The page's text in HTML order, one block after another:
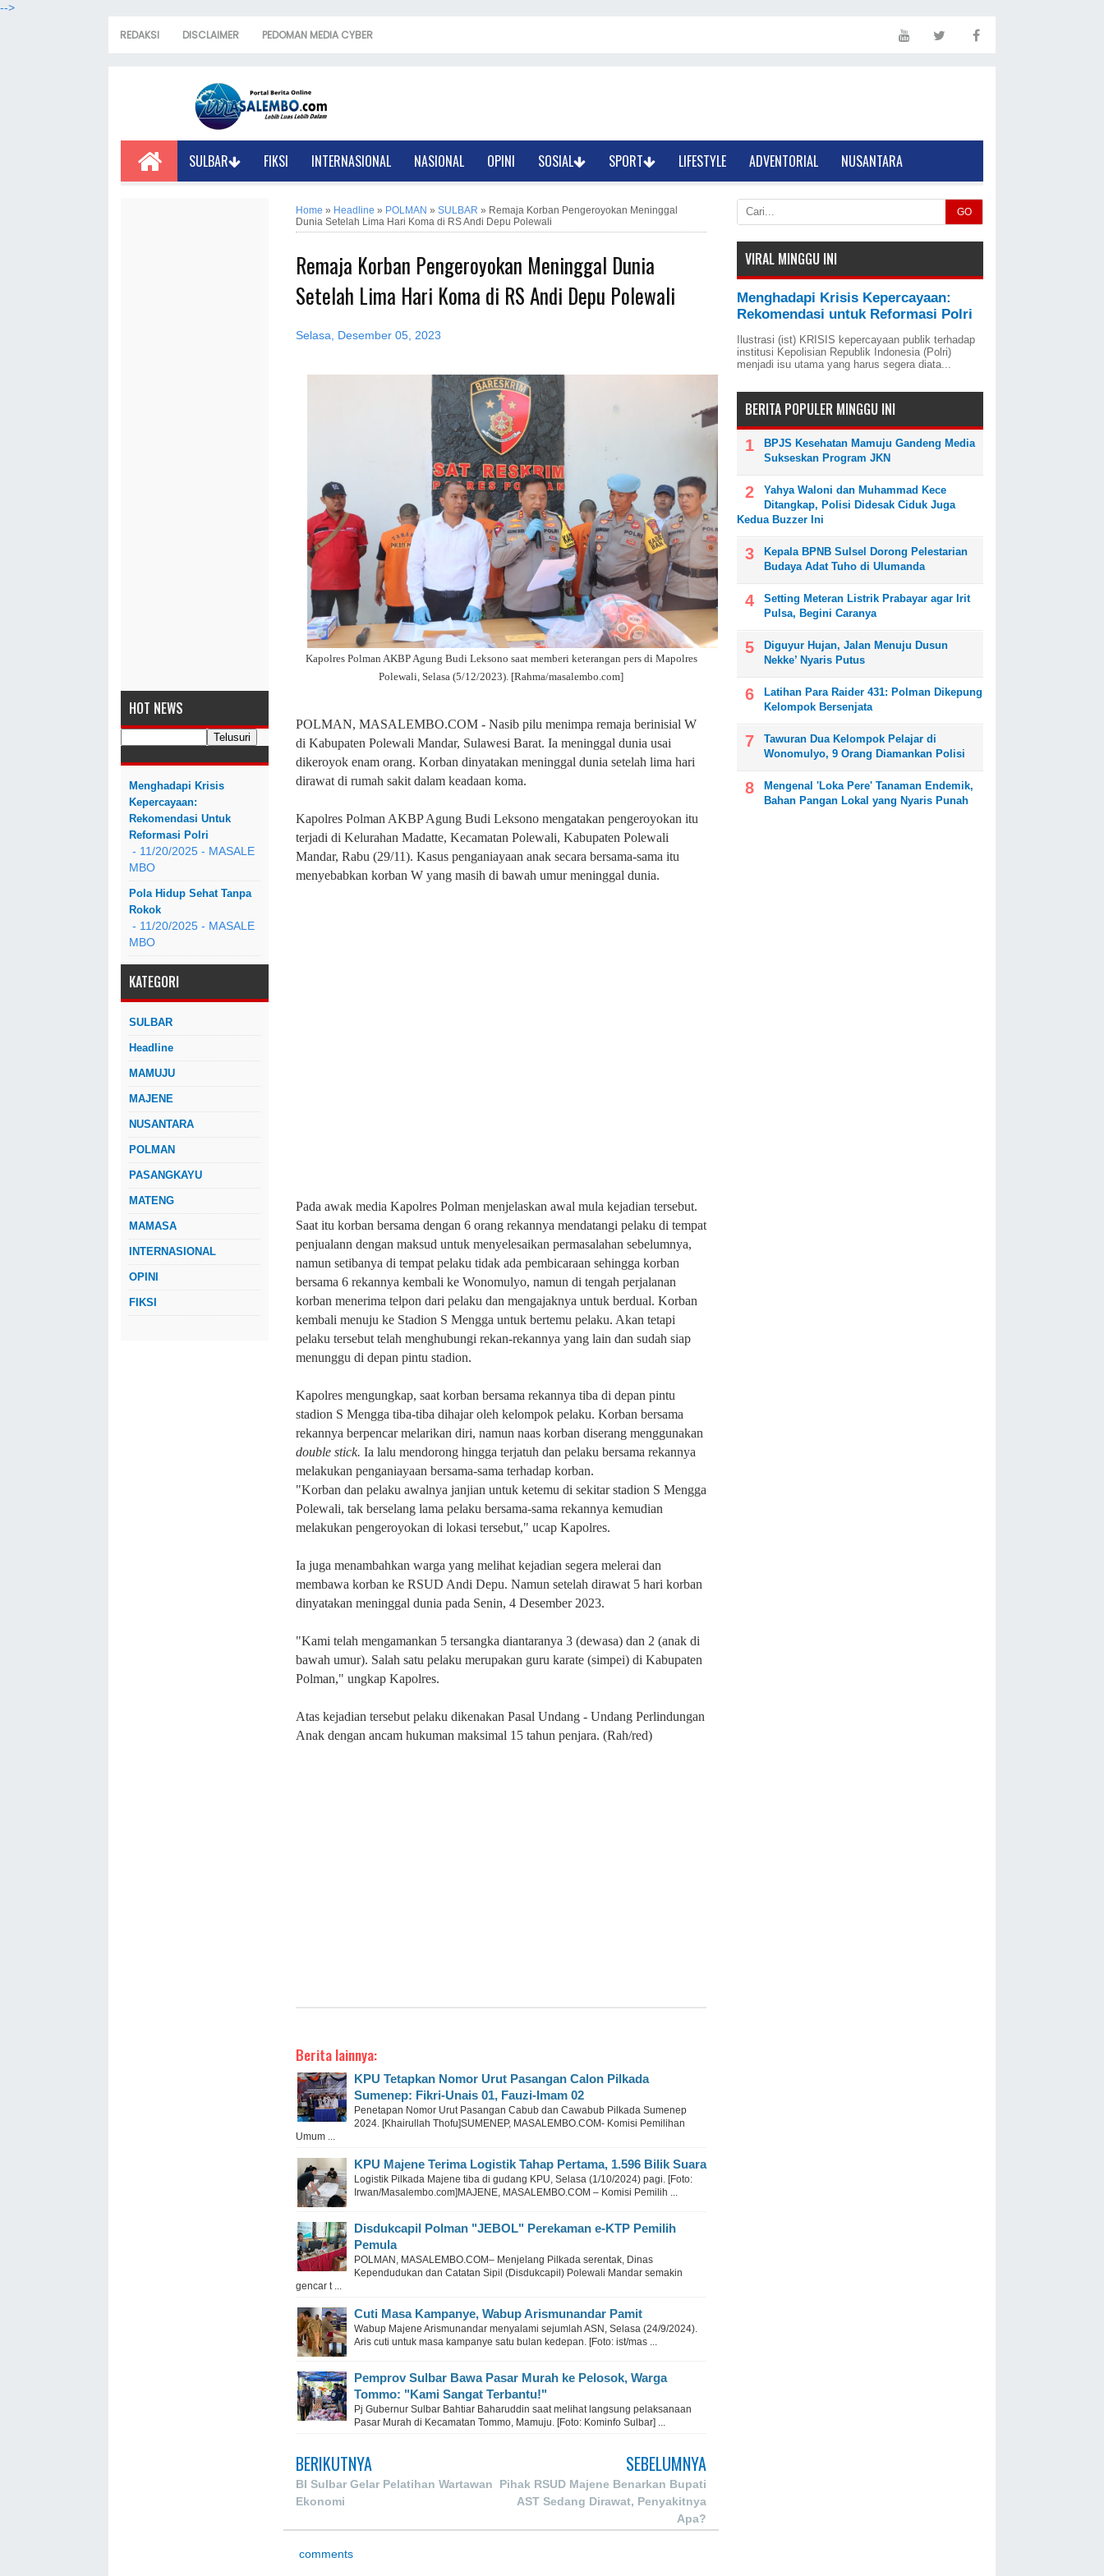
-->
REDAKSI DISCLAIMER PEDOMAN MEDIA CYBER
SULBAR FIKSI INTERNASIONAL NASIONAL OPINI SOSIAL SPORT LIFESTYLE ADVENTORIAL NUSANTARA
HOT NEWS
Menghadapi Krisis
Kepercayaan:
Rekomendasi Untuk
Reformasi Polri
- 11/20/2025 - MASALE
MBO
Pola Hidup Sehat Tanpa
Rokok
- 11/20/2025 - MASALE
MBO
KATEGORI
SULBAR
Headline
MAMUJU
MAJENE
NUSANTARA
POLMAN
PASANGKAYU
MATENG
MAMASA
INTERNASIONAL
OPINI
FIKSI
Home » Headline » POLMAN » SULBAR » Remaja Korban Pengeroyokan Meninggal
Dunia Setelah Lima Hari Koma di RS Andi Depu Polewali
Remaja Korban Pengeroyokan Meninggal Dunia
Setelah Lima Hari Koma di RS Andi Depu Polewali
Selasa, Desember 05, 2023
Kapolres Polman AKBP Agung Budi Leksono saat memberi keterangan pers di Mapolres
Polewali, Selasa (5/12/2023). [Rahma/masalembo.com]
POLMAN, MASALEMBO.COM - Nasib pilu menimpa remaja berinisial W
di Kabupaten Polewali Mandar, Sulawesi Barat. Ia meninggal dunia usai
dikeroyok enam orang. Korban dinyatakan meninggal dunia setelah lima hari
dirawat di rumah sakit dalam keadaan koma.
Kapolres Polman AKBP Agung Budi Leksono mengatakan pengeroyokan itu
terjadi di Kelurahan Madatte, Kecamatan Polewali, Kabupaten Polewali
Mandar, Rabu (29/11). Kasus penganiayaan anak secara bersama-sama itu
menyebabkan korban W yang masih di bawah umur meninggal dunia.
Pada awak media Kapolres Polman menjelaskan awal mula kejadian tersebut.
Saat itu korban bersama dengan 6 orang rekannya mendatangi pelaku di tempat
penjualann dengan maksud untuk menyelesaikan permasalahan sebelumnya,
namun setibanya di tempat pelaku tidak ada pembicaraan sehingga korban
bersama 6 rekannya kembali ke Wonomulyo, namun di tengah perjalanan
korban menerima telpon dari pelaku dan mengajaknya untuk berdual. Korban
kembali menuju ke Stadion S Mengga untuk bertemu pelaku. Akan tetapi
pelaku tersebut telah menghubungi rekan-rekannya yang lain dan sudah siap
menunggu di depan pintu stadion.
Kapolres mengungkap, saat korban bersama rekannya tiba di depan pintu
stadion S Mengga tiba-tiba dihajar oleh kelompok pelaku. Korban bersama
rekannya berpencar melarikan diri, namun naas korban diserang menggunakan
double stick. Ia lalu mendorong hingga terjatuh dan pelaku bersama rekannya
melakukan penganiayaan bersama-sama terhadap korban.
"Korban dan pelaku awalnya janjian untuk ketemu di sekitar stadion S Mengga
Polewali, tak berselang lama pelaku bersama-sama rekannya kemudian
melakukan pengeroyokan di lokasi tersebut," ucap Kapolres.
Ia juga menambahkan warga yang melihat kejadian segera melerai dan
membawa korban ke RSUD Andi Depu. Namun setelah dirawat 5 hari korban
dinyatakan meninggal dunia pada Senin, 4 Desember 2023.
"Kami telah mengamankan 5 tersangka diantaranya 3 (dewasa) dan 2 (anak di
bawah umur). Salah satu pelaku merupakan guru karate (simpei) di Kabupaten
Polman," ungkap Kapolres.
Atas kejadian tersebut pelaku dikenakan Pasal Undang - Undang Perlindungan
Anak dengan ancam hukuman maksimal 15 tahun penjara. (Rah/red)
Berita lainnya:
KPU Tetapkan Nomor Urut Pasangan Calon Pilkada
Sumenep: Fikri-Unais 01, Fauzi-Imam 02
Penetapan Nomor Urut Pasangan Cabub dan Cawabub Pilkada Sumenep
2024. [Khairullah Thofu]SUMENEP, MASALEMBO.COM- Komisi Pemilihan
Umum ...
KPU Majene Terima Logistik Tahap Pertama, 1.596 Bilik Suara
Logistik Pilkada Majene tiba di gudang KPU, Selasa (1/10/2024) pagi. [Foto:
Irwan/Masalembo.com]MAJENE, MASALEMBO.COM – Komisi Pemilih ...
Disdukcapil Polman "JEBOL" Perekaman e-KTP Pemilih
Pemula
POLMAN, MASALEMBO.COM– Menjelang Pilkada serentak, Dinas
Kependudukan dan Catatan Sipil (Disdukcapil) Polewali Mandar semakin
gencar t ...
Cuti Masa Kampanye, Wabup Arismunandar Pamit
Wabup Majene Arismunandar menyalami sejumlah ASN, Selasa (24/9/2024).
Aris cuti untuk masa kampanye satu bulan kedepan. [Foto: ist/mas ...
Pemprov Sulbar Bawa Pasar Murah ke Pelosok, Warga
Tommo: "Kami Sangat Terbantu!"
Pj Gubernur Sulbar Bahtiar Baharuddin saat melihat langsung pelaksanaan
Pasar Murah di Kecamatan Tommo, Mamuju. [Foto: Kominfo Sulbar] ...
BERIKUTNYA
BI Sulbar Gelar Pelatihan Wartawan
Ekonomi
SEBELUMNYA
Pihak RSUD Majene Benarkan Bupati
AST Sedang Dirawat, Penyakitnya
Apa?
comments
GO
VIRAL MINGGU INI
Menghadapi Krisis Kepercayaan:
Rekomendasi untuk Reformasi Polri
Ilustrasi (ist) KRISIS kepercayaan publik terhadap
institusi Kepolisian Republik Indonesia (Polri)
menjadi isu utama yang harus segera diata...
BERITA POPULER MINGGU INI
BPJS Kesehatan Mamuju Gandeng Media
Sukseskan Program JKN
Yahya Waloni dan Muhammad Kece
Ditangkap, Polisi Didesak Ciduk Juga
Kedua Buzzer Ini
Kepala BPNB Sulsel Dorong Pelestarian
Budaya Adat Tuho di Ulumanda
Setting Meteran Listrik Prabayar agar Irit
Pulsa, Begini Caranya
Diguyur Hujan, Jalan Menuju Dusun
Nekke’ Nyaris Putus
Latihan Para Raider 431: Polman Dikepung
Kelompok Bersenjata
Tawuran Dua Kelompok Pelajar di
Wonomulyo, 9 Orang Diamankan Polisi
Mengenal 'Loka Pere' Tanaman Endemik,
Bahan Pangan Lokal yang Nyaris Punah